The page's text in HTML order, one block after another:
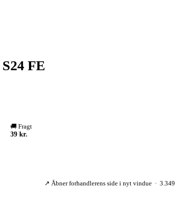
FE
🚚 Fragt
39 kr.
↗ Åbner forhandlerens side i nyt vindue ·